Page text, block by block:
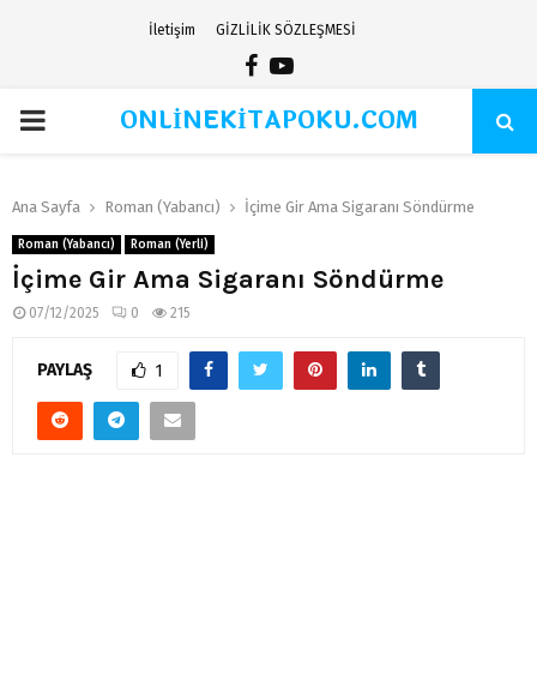
İletişim GİZLİLİK SÖZLEŞMESİ
Facebook
Youtube
PRIMARYONLİNEKİTAPOKU.COM
Ana Sayfa Roman (Yabancı) İçime Gir Ama Sigaranı Söndürme
Roman (Yabancı) Roman (Yerli)
İçime Gir Ama Sigaranı Söndürme
07/12/2025 0 215
PAYLAŞ 1